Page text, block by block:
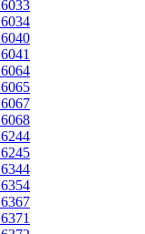
6033
6034
6040
6041
6064
6065
6067
6068
6244
6245
6344
6354
6367
6371